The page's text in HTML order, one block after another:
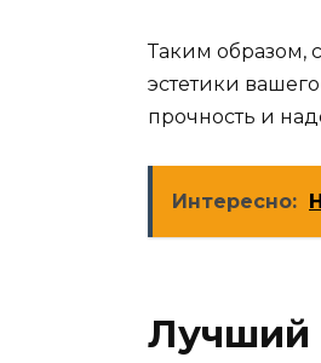
Таким образом,
эстетики
прочность и
Интересно:
Лучший